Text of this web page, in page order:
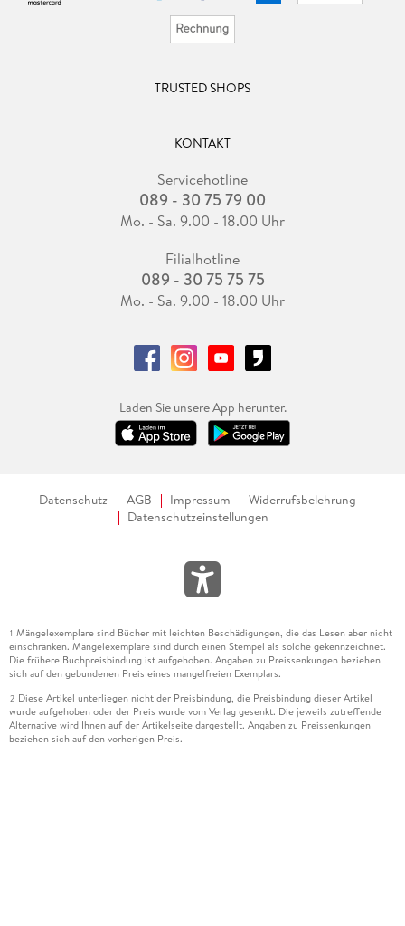
TRUSTED SHOPS
KONTAKT
Servicehotline
089 - 30 75 79 00
Mo. - Sa. 9.00 - 18.00 Uhr
Filialhotline
089 - 30 75 75 75
Mo. - Sa. 9.00 - 18.00 Uhr
Laden Sie unsere App herunter.
Datenschutz AGB Impressum
Widerrufsbelehrung
Datenschutzeinstellungen
1 Mängelexemplare sind Bücher mit leichten Beschädigungen, die das Lesen aber nicht
einschränken. Mängelexemplare sind durch einen Stempel als solche gekennzeichnet.
Die frühere Buchpreisbindung ist aufgehoben. Angaben zu Preissenkungen beziehen
sich auf den gebundenen Preis eines mangelfreien Exemplars.
2 Diese Artikel unterliegen nicht der Preisbindung, die Preisbindung dieser Artikel
wurde aufgehoben oder der Preis wurde vom Verlag gesenkt. Die jeweils zutreffende
Alternative wird Ihnen auf der Artikelseite dargestellt. Angaben zu Preissenkungen
beziehen sich auf den vorherigen Preis.